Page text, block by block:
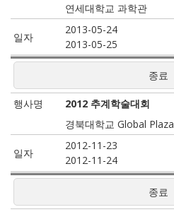
연세대학교 과학관
2013-05-24
2013-05-25
종료
2012 추계학술대회
경북대학교 Global Plaza
2012-11-23
2012-11-24
종료